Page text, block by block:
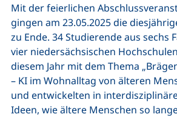
Mit der feierlichen
gingen am 23.05.2025 die
zu Ende. 34 Studierende aus sechs
vier niedersächsischen
diesem Jahr mit dem Thema
– KI im Wohnalltag von älteren
und entwickelten in
Ideen, wie ältere Menschen so